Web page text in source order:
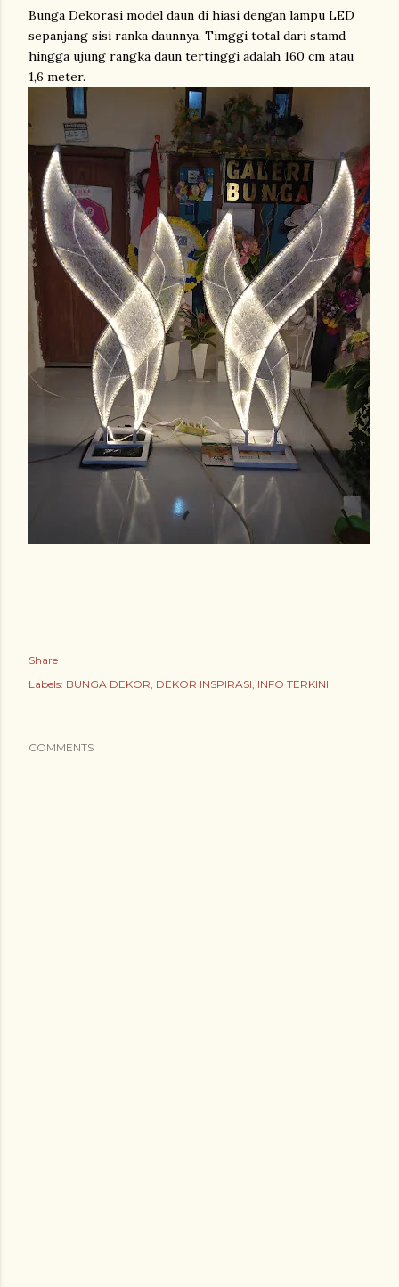
Bunga Dekorasi model daun di hiasi dengan lampu LED
sepanjang sisi ranka daunnya. Timggi total dari stamd
hingga ujung rangka daun tertinggi adalah 160 cm atau
1,6 meter.
Share
Labels: BUNGA DEKOR DEKOR INSPIRASI INFO TERKINI
COMMENTS